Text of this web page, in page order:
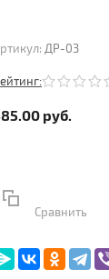
ДР-03
руб.
Сравнить